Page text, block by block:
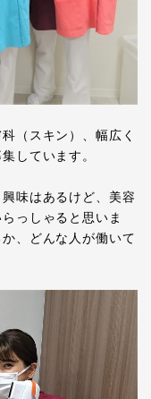
（スキン）、幅広く
しています。
味はあるけど、美容
っしゃると思いま
、どんな人が働いて